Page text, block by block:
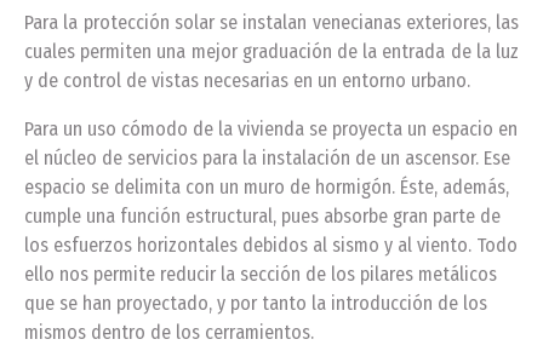
Para la protección solar se instalan venecianas exteriores, las
cuales permiten una mejor graduación de la entrada de la luz
y de control de vistas necesarias en un entorno urbano.
Para un uso cómodo de la vivienda se proyecta un espacio en
el núcleo de servicios para la instalación de un ascensor. Ese
espacio se delimita con un muro de hormigón. Éste, además,
cumple una función estructural, pues absorbe gran parte de
los esfuerzos horizontales debidos al sismo y al viento. Todo
ello nos permite reducir la sección de los pilares metálicos
que se han proyectado, y por tanto la introducción de los
mismos dentro de los cerramientos.